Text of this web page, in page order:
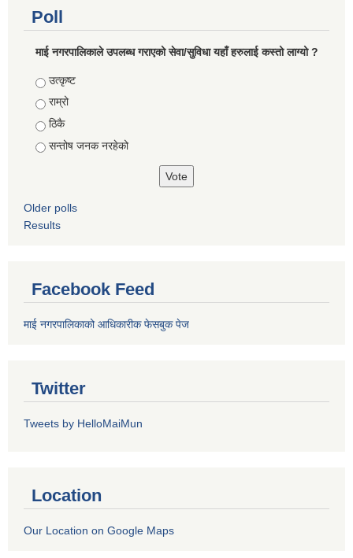
Poll
माई नगरपालिकाले उपलब्ध गराएको सेवा/सुविधा यहाँ हरुलाई कस्तो लाग्यो ?
Choices
उत्कृष्ट
राम्रो
ठिकै
सन्तोष जनक नरहेको
Older polls
Results
Facebook Feed
माई नगरपालिकाको आधिकारीक फेसबुक पेज
Twitter
Tweets by HelloMaiMun
Location
Our Location on Google Maps